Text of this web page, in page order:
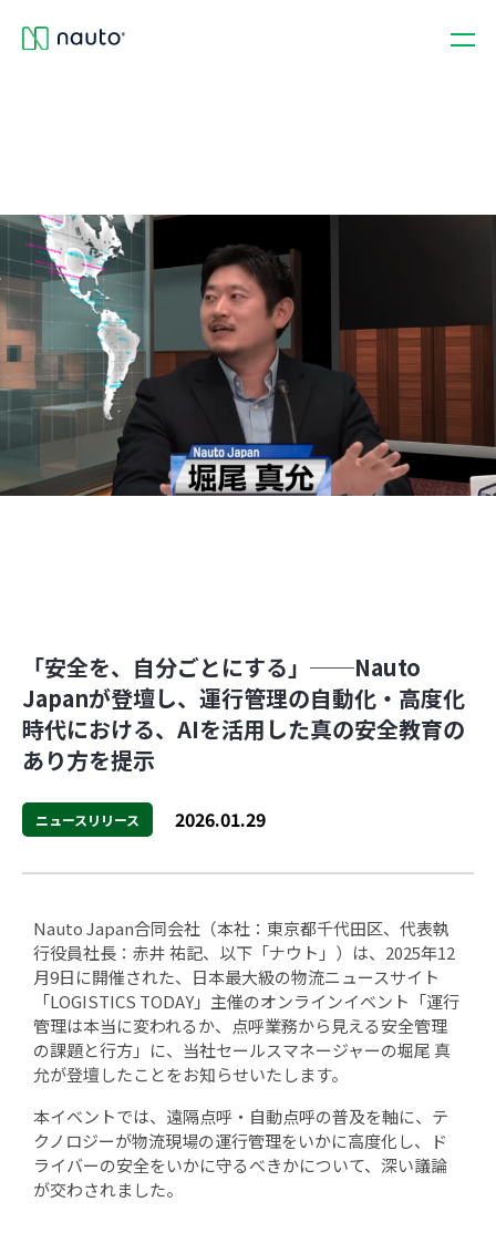
「安全を、自分ごとにする」──Nauto
Japanが登壇し、運行管理の自動化・高度化
時代における、AIを活用した真の安全教育の
あり方を提示
ニュースリリース 2026.01.29
Nauto Japan合同会社（本社：東京都千代田区、代表執
行役員社長：赤井 祐記、以下「ナウト」）は、2025年12
月9日に開催された、日本最大級の物流ニュースサイト
「LOGISTICS TODAY」主催のオンラインイベント「運行
管理は本当に変われるか、点呼業務から見える安全管理
の課題と行方」に、当社セールスマネージャーの堀尾 真
允が登壇したことをお知らせいたします。
本イベントでは、遠隔点呼・自動点呼の普及を軸に、テ
クノロジーが物流現場の運行管理をいかに高度化し、ド
ライバーの安全をいかに守るべきかについて、深い議論
が交わされました。